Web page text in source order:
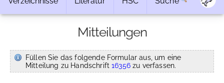
Mitteilungen
Füllen Sie das folgende Formular aus, um eine
Mitteilung zu Handschrift16356zu verfassen.